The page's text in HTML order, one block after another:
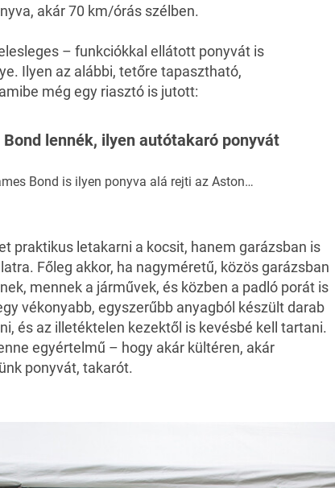
akár 70 km/órás szélben.
– funkciókkal ellátott ponyvát is
Ilyen az alábbi, tetőre tapasztható,
még egy riasztó is jutott:
Bond lennék, ilyen autótakaró ponyvát
Bond is ilyen ponyva alá rejti az Aston…
praktikus letakarni a kocsit, hanem garázsban is
Főleg akkor, ha nagyméretű, közös garázsban
mennek a járművek, és közben a padló porát is
vékonyabb, egyszerűbb anyagból készült darab
és az illetéktelen kezektől is kevésbé kell tartani.
egyértelmű – hogy akár kültéren, akár
ponyvát, takarót.